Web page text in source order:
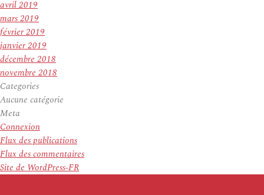
avril 2019
mars 2019
février 2019
janvier 2019
décembre 2018
novembre 2018
Categories
Aucune catégorie
Meta
Connexion
Flux des publications
Flux des commentaires
Site de WordPress-FR